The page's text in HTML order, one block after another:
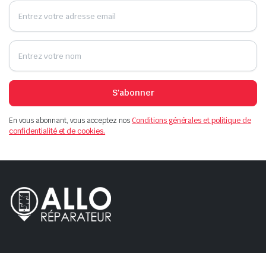
S'abonner
En vous abonnant, vous acceptez nosConditions générales et politique de
confidentialité et de cookies.